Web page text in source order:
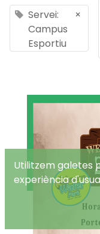
Servei:
Campus
Esportiu
×
Utilitzem galetes
experiència